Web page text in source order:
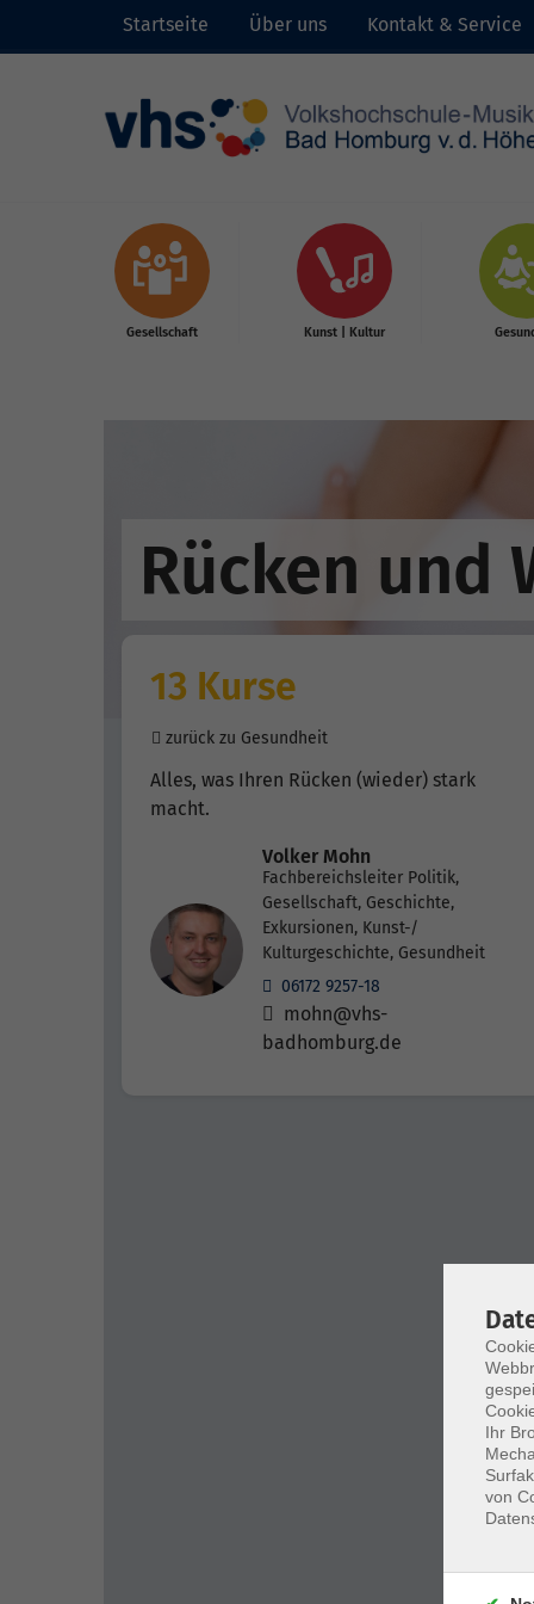
Startseite Über uns Kontakt & Service
Gesellschaft Kunst | Kultur
Rücken und
13 Kurse
zurück zu Gesundheit
Alles, was Ihren Rücken (wieder) stark
macht.
Volker Mohn
Fachbereichsleiter Politik,
Gesellschaft, Geschichte,
Exkursionen, Kunst-/
Kulturgeschichte, Gesundheit
06172 9257-18
mohn@vhs-
badhomburg.de
Ihr
von